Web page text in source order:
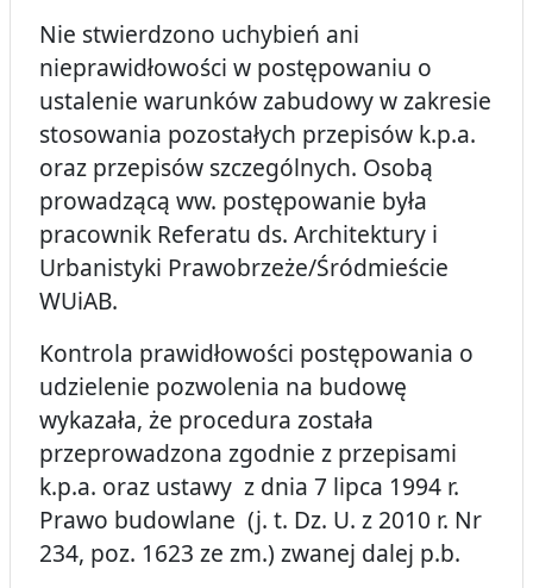
Nie stwierdzono uchybień ani
nieprawidłowości w postępowaniu o
ustalenie warunków zabudowy w zakresie
stosowania pozostałych przepisów k.p.a.
oraz przepisów szczególnych. Osobą
prowadzącą ww. postępowanie była
pracownik Referatu ds. Architektury i
Urbanistyki Prawobrzeże/Śródmieście
WUiAB.
Kontrola prawidłowości postępowania o
udzielenie pozwolenia na budowę
wykazała, że procedura została
przeprowadzona zgodnie z przepisami
k.p.a. oraz ustawy z dnia 7 lipca 1994 r.
Prawo budowlane (j. t. Dz. U. z 2010 r. Nr
234, poz. 1623 ze zm.) zwanej dalej p.b.